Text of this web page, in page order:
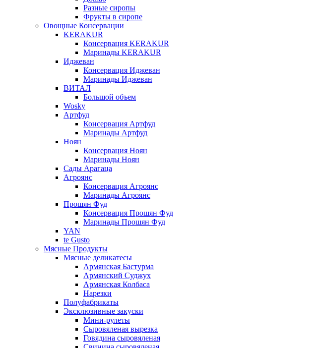
Разные сиропы
Фрукты в сиропе
Овощные Консервации
KERAKUR
Консервация KERAKUR
Маринады KERAKUR
Иджеван
Консервация Иджеван
Маринады Иджеван
ВИТАЛ
Большой объем
Wosky
Артфуд
Консервация Артфуд
Маринады Артфуд
Ноян
Консервация Ноян
Маринады Ноян
Сады Арагаца
Агроянс
Консервация Агроянс
Маринады Агроянс
Прошян Фуд
Консервация Прошян Фуд
Маринады Прошян Фуд
YAN
te Gusto
Мясные Продукты
Мясные деликатесы
Армянская Бастурма
Армянский Суджух
Армянская Колбаса
Нарезки
Полуфабрикаты
Эксклюзивные закуски
Мини-рулеты
Сыровяленая вырезка
Говядина сыровяленая